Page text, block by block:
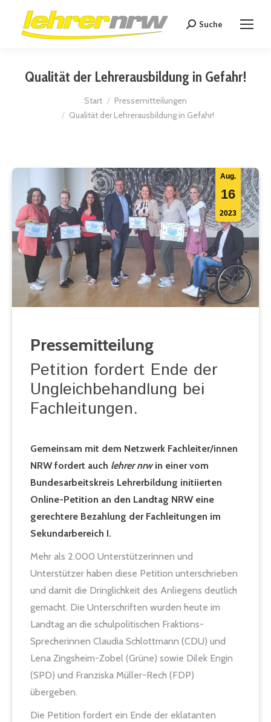
Search:
Suche
Qualität der Lehrerausbildung in Gefahr!
Sie befinden sich hier:
Start
Pressemitteilungen
Qualität der Lehrerausbildung in Gefahr!
Aug.
16
2023
Pressemitteilung
Petition fordert Ende der
Ungleichbehandlung bei
Fachleitungen.
Gemeinsam mit dem Netzwerk Fachleiter/innen
NRW fordert auch lehrer nrwin einer vom
Bundesarbeitskreis Lehrerbildung initiierten
Online-Petition an den Landtag NRW eine
gerechtere Bezahlung der Fachleitungen im
Sekundarbereich I.
Mehr als 2.000 Unterstützerinnen und
Unterstützer haben diese Petition unterschrieben
und damit die Dringlichkeit des Anliegens deutlich
gemacht. Die Unterschriften wurden heute im
Landtag an die schulpolitischen Fraktions-
Sprecherinnen Claudia Schlottmann (CDU) und
Lena Zingsheim-Zobel (Grüne) sowie Dilek Engin
(SPD) und Franziska Müller-Rech (FDP)
übergeben.
Die Petition fordert ein Ende der eklatanten